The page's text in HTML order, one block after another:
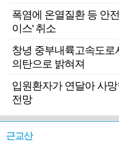
폭염에 온열질환 등 안
이스' 취소
창녕 중부내륙고속도
의탄으로 밝혀져
입원환자가 연달아 사
전망
근교산